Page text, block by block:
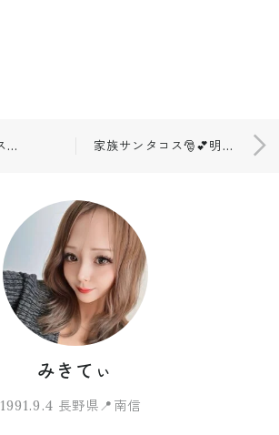
あたいのブースター美容液(つ∀｀*)♡ 家族サンタコス🎅💕明日は式場でクリスマスパーティ٩(◦`꒳´◦)۶
みきてぃ
1991.9.4 長野県📍南信